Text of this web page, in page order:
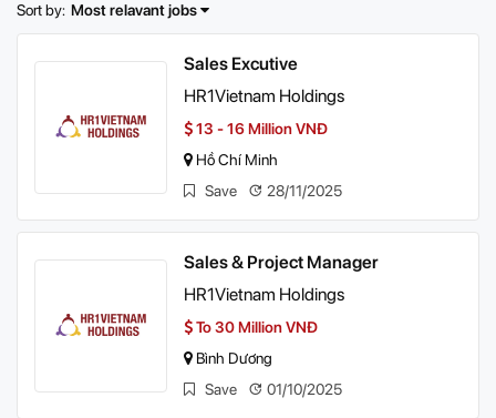
Sort by: Most relavant jobs
Sales Excutive
HR1Vietnam Holdings
13 - 16 Million VNĐ
Hồ Chí Minh
Save
28/11/2025
Sales & Project Manager
HR1Vietnam Holdings
To 30 Million VNĐ
Bình Dương
Save
01/10/2025